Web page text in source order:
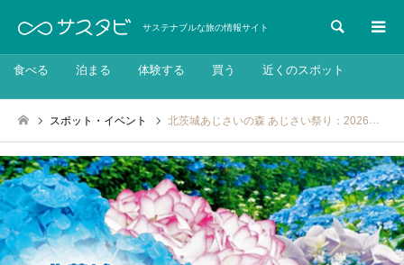
サステナブルな旅の情報サイト 検索
食べる 泊まる 体験する 買う 近くのスポット
スポット・イベント 北茨城あじさいの森 あじさい祭り：2026年6月13日〜2026年7月6日